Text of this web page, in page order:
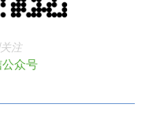
注
众号